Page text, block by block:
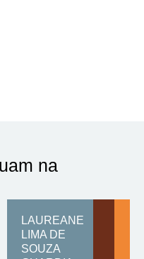
na
LAUREANE
LIMA DE
SOUZA